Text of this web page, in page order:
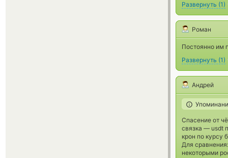
Развернуть (1)
Роман
Постоянно им
Развернуть (1)
Андрей
Спасение от
связка — usdt
крон по курсу
Для
некоторыми